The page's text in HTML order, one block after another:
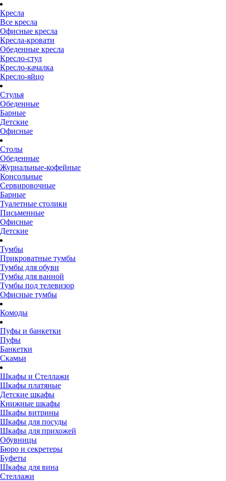
Кресла
Все кресла
Офисные кресла
Кресла-кровати
Обеденные кресла
Кресло-стул
Кресло-качалка
Кресло-яйцо
Стулья
Обеденные
Барные
Детские
Офисные
Столы
Обеденные
Журнальные-кофейные
Консольные
Сервировочные
Барные
Туалетные столики
Письменные
Офисные
Детские
Тумбы
Прикроватные тумбы
Тумбы для обуви
Тумбы для ванной
Тумбы под телевизор
Офисные тумбы
Комоды
Пуфы и банкетки
Пуфы
Банкетки
Скамьи
Шкафы и Стеллажи
Шкафы платяные
Детские шкафы
Книжные шкафы
Шкафы витрины
Шкафы для посуды
Шкафы для прихожей
Обувницы
Бюро и секретеры
Буфеты
Шкафы для вина
Стеллажи